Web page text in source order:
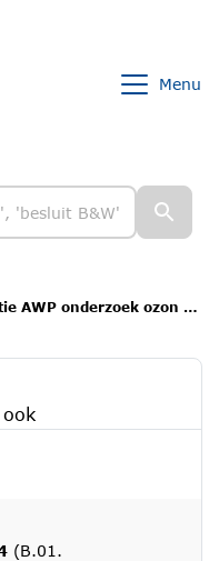
Menu
AWP onderzoek ozon ook
(B.01.